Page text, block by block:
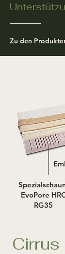
Zu den
COMFOR
EvoPore
RG35
Cirrus